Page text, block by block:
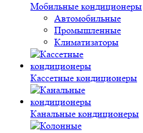
Мобильные кондиционеры
Автомобильные
Промышленные
Климатизаторы
Кассетные кондиционеры
Канальные кондиционеры